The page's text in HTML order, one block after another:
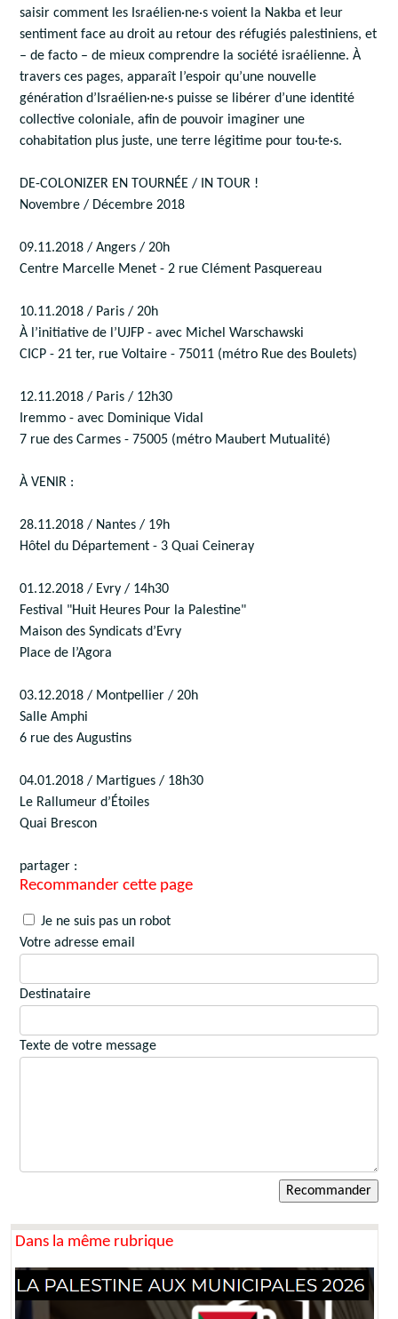
saisir comment les Israélien·ne·s voient la Nakba et leur
sentiment face au droit au retour des réfugiés palestiniens, et
– de facto – de mieux comprendre la société israélienne. À
travers ces pages, apparaît l’espoir qu’une nouvelle
génération d’Israélien·ne·s puisse se libérer d’une identité
collective coloniale, afin de pouvoir imaginer une
cohabitation plus juste, une terre légitime pour tou·te·s.
DE-COLONIZER EN TOURNÉE / IN TOUR !
Novembre / Décembre 2018
09.11.2018 / Angers / 20h
Centre Marcelle Menet - 2 rue Clément Pasquereau
10.11.2018 / Paris / 20h
À l’initiative de l’UJFP - avec Michel Warschawski
CICP - 21 ter, rue Voltaire - 75011 (métro Rue des Boulets)
12.11.2018 / Paris / 12h30
Iremmo - avec Dominique Vidal
7 rue des Carmes - 75005 (métro Maubert Mutualité)
À VENIR :
28.11.2018 / Nantes / 19h
Hôtel du Département - 3 Quai Ceineray
01.12.2018 / Evry / 14h30
Festival "Huit Heures Pour la Palestine"
Maison des Syndicats d’Evry
Place de l’Agora
03.12.2018 / Montpellier / 20h
Salle Amphi
6 rue des Augustins
04.01.2018 / Martigues / 18h30
Le Rallumeur d’Étoiles
Quai Brescon
partager :
Recommander cette page
Je ne suis pas un robot
Votre adresse email
Destinataire
Texte de votre message
Dans la même rubrique